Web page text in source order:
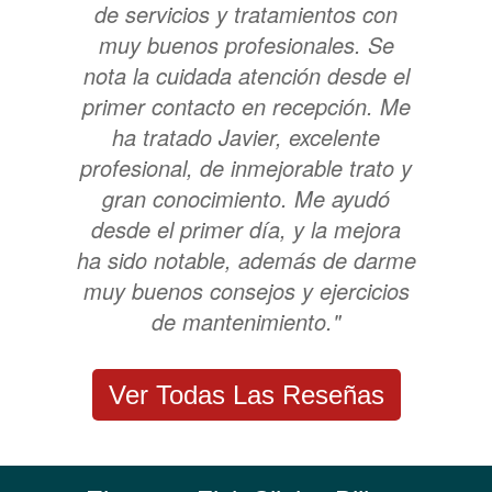
de servicios y tratamientos con
muy buenos profesionales. Se
nota la cuidada atención desde el
primer contacto en recepción. Me
ha tratado Javier, excelente
profesional, de inmejorable trato y
gran conocimiento. Me ayudó
desde el primer día, y la mejora
ha sido notable, además de darme
muy buenos consejos y ejercicios
de mantenimiento."
Ver Todas Las Reseñas